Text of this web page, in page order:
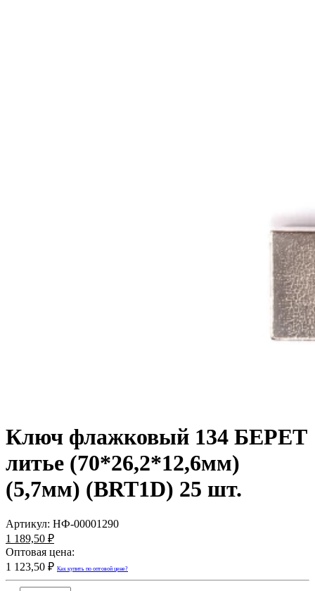
Ключ флажковый 134 БЕРЕТ
литье (70*26,2*12,6мм)
(5,7мм) (BRT1D) 25 шт.
Артикул: НФ-00001290
1 189,50 ₽
Оптовая цена:
1 123,50 ₽ Как купить по оптовой цене?